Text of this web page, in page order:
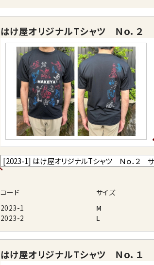
はけ屋オリジナルTシャツ Ｎｏ．２
コード サイズ
2023-1
M
2023-2
L
はけ屋オリジナルTシャツ Ｎｏ．１